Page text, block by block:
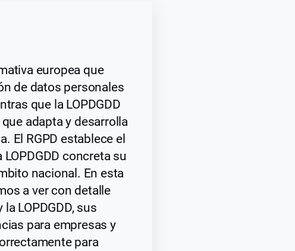
europea que
de datos personales
que la LOPDGDD
adapta y desarrolla
El RGPD establece el
concreta su
nacional. En esta
a ver con detalle
LOPDGDD, sus
para empresas y
para